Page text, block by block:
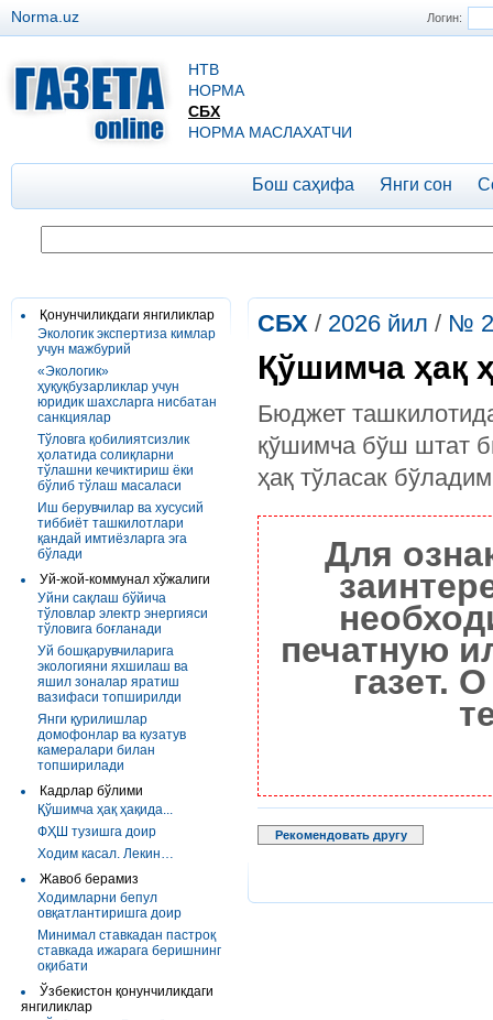
Логин:
Norma.uz
НТВ
НОРМА
СБХ
НОРМА МАСЛАХАТЧИ
Бош саҳифа Янги сон
Қонунчиликдаги янгиликлар
Экологик экспертиза кимлар
учун мажбурий
«Экологик»
ҳуқуқбузарликлар учун
юридик шахсларга нисбатан
санкциялар
Тўловга қобилиятсизлик
ҳолатида солиқларни
тўлашни кечиктириш ёки
бўлиб тўлаш масаласи
Иш берувчилар ва хусусий
тиббиёт ташкилотлари
қандай имтиёзларга эга
бўлади
Уй-жой-коммунал хўжалиги
Уйни сақлаш бўйича
тўловлар электр энергияси
тўловига боғланади
Уй бошқарувчиларига
экологияни яхшилаш ва
яшил зоналар яратиш
вазифаси топширилди
Янги қурилишлар
домофонлар ва кузатув
камералари билан
топширилади
Кадрлар бўлими
Қўшимча ҳақ ҳақида...
ФҲШ тузишга доир
Ходим касал. Лекин…
Жавоб берамиз
Ходимларни бепул
овқатлантиришга доир
Минимал ставкадан пастроқ
ставкада ижарага беришнинг
оқибати
Ўзбекистон қонунчиликдаги
янгиликлар
СБХ / 2026 йил / №
Қўшимча ҳақ
Бюджет
қўшимча бўш штат
ҳақ тўласак
Для
печатную
газет.
Рекомендовать другу